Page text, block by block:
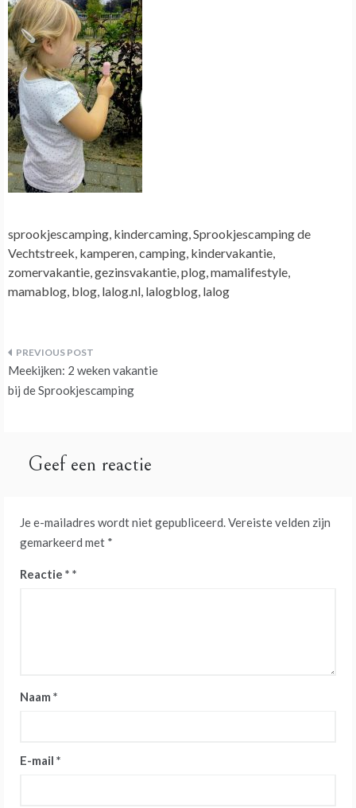
sprookjescamping, kindercaming, Sprookjescamping de
Vechtstreek, kamperen, camping, kindervakantie,
zomervakantie, gezinsvakantie, plog, mamalifestyle,
mamablog, blog, lalog.nl, lalogblog, lalog
Bericht
navigatie
Meekijken: 2 weken vakantie
bij de Sprookjescamping
Geef een reactie
Je e-mailadres wordt niet gepubliceerd.Vereiste velden zijn
gemarkeerd met *
Reactie *
Naam *
E-mail *